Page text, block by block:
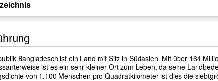
Bangladesch ist ein Land mit Sitz in Südasien. Mit über 164
ist es ein sehr kleiner Ort zum Leben, da seine
von 1.100 Menschen pro Quadratkilometer ist dies die